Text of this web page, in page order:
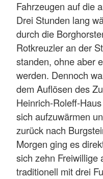
Fahrzeugen auf die
Drei Stunden lang
durch die
Rotkreuzler an der
standen, ohne aber
werden. Dennoch
dem Auflösen des
Heinrich-Roleff-
sich aufzuwärmen
zurück nach
Morgen ging es
sich zehn Freiwillige
traditionell mit drei